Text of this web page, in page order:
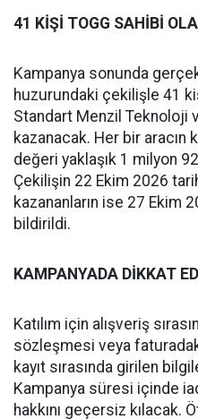
41 KİŞİ TOGG SAHİBİ
Kampanya sonunda
huzurundaki çekilişle 41
Standart Menzil Teknoloji
kazanacak. Her bir aracın
değeri yaklaşık 1 milyon
Çekilişin 22 Ekim 2026
kazananların ise 27 Ekim
bildirildi.
KAMPANYADA DİKKAT
Katılım için alışveriş
sözleşmesi veya
kayıt sırasında girilen
Kampanya süresi içinde
hakkını geçersiz kılacak.